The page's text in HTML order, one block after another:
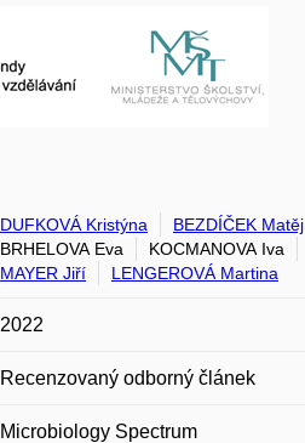
DUFKOVÁ Kristýna BEZDÍČEK Matěj
BRHELOVA Eva
KOCMANOVA Iva
MAYER Jiří
LENGEROVÁ Martina
2022
Recenzovaný odborný článek
Microbiology Spectrum